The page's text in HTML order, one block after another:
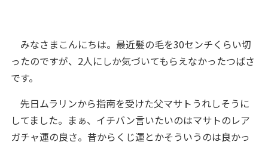
みなさまこんにちは。最近髪の毛を30センチくらい切
ったのですが、2人にしか気づいてもらえなかったつばさ
です。
先日ムラリンから指南を受けた父マサトうれしそうに
してました。まぁ、イチバン言いたいのはマサトのレア
ガチャ運の良さ。昔からくじ運とかそういうのは良かっ